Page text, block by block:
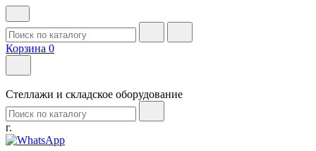
Корзина 0
Стеллажи и складское оборудование
г.